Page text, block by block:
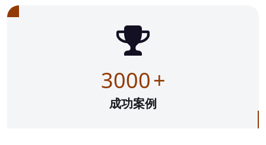
3000+
成功案例